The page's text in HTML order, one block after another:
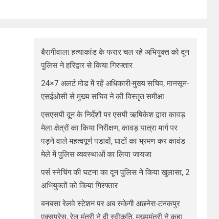
बैरागीवाला हत्याकांड के फरार चल रहे अभियुक्त को दून
पुलिस ने हरिद्वार से किया गिरफ्तार
24×7 अलर्ट मोड में रहें अधिकारी-मुख्य सचिव, मानसून-
एसईओसी से मुख्य सचिव ने की विस्तृत समीक्षा
एसएसपी दून के निर्देशों पर एसपी ऋषिकेश द्वारा कावड़
मेला क्षेत्रों का किया निरीक्षण, कावड़ यात्रा मार्ग पर
पड़ने वाले महत्वपूर्ण पडावों, घाटों का भ्रमण कर कावंड
मेले में पुलिस व्यवस्थाओं का लिया जायजा
पर्स स्नेचिंग की घटना का दून पुलिस ने किया खुलासा, 2
अभियुक्तों को किया गिरफ्तार
बनबसा रेलवे स्टेशन पर अब रुकेगी अछनेरा-टनकपुर
एक्सप्रेस, रेल मंत्री ने दी स्वीकृति, मुख्यमंत्री ने कहा